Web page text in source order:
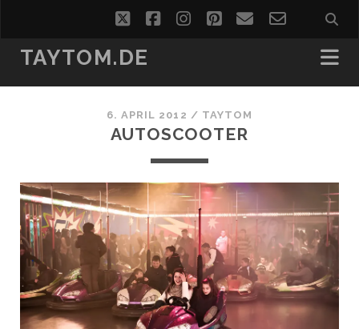
twitterfacebookinstagram
pinterest
emailemail-
form
TAYTOM.DE
6. APRIL 2012 / TAYTOM
AUTOSCOOTER